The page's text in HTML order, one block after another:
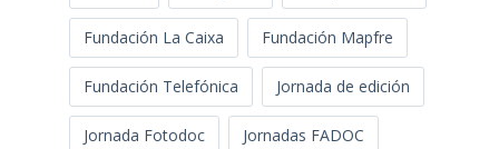
Fundación La Caixa Fundación Mapfre
Fundación Telefónica Jornada de edición
Jornada Fotodoc Jornadas FADOC